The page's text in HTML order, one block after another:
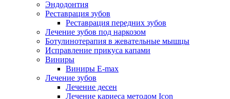
Эндодонтия
Реставрация зубов
Реставрация передних зубов
Лечение зубов под наркозом
Ботулинотерапия в жевательные мышцы
Исправление прикуса капами
Виниры
Виниры E-max
Лечение зубов
Лечение десен
Лечение кариеса методом Icon